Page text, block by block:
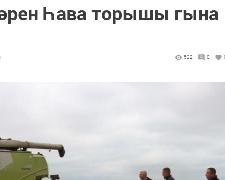
Һава торышы гына
522 0